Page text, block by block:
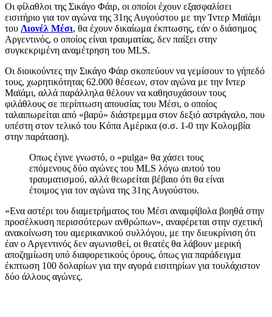
Οι φίλαθλοι της Σικάγο Φάιρ, οι οποίοι έχουν εξασφαλίσει
εισιτήριο για τον αγώνα της 31ης Αυγούστου με την Ίντερ Μαϊάμι
του Λιονέλ Μέσι, θα έχουν δικαίωμα έκπτωσης, εάν ο διάσημος
Αργεντινός, ο οποίος είναι τραυματίας, δεν παίξει στην
συγκεκριμένη αναμέτρηση του MLS.
Οι διοικούντες την Σικάγο Φάιρ σκοπεύουν να γεμίσουν το γήπεδό
τους, χωρητικότητας 62.000 θέσεων, στον αγώνα με την Ιντερ
Μαϊάμι, αλλά παράλληλα θέλουν να καθησυχάσουν τους
φιλάθλους σε περίπτωση απουσίας του Μέσι, ο οποίος
ταλαιπωρείται από «βαρύ» διάστρεμμα στον δεξιό αστράγαλο, που
υπέστη στον τελικό του Κόπα Αμέρικα (σ.σ. 1-0 την Κολομβία
στην παράταση).
Οπως έγινε γνωστό, ο «pulga» θα χάσει τους
επόμενους δύο αγώνες του MLS λόγω αυτού του
τραυματισμού, αλλά θεωρείται βέβαιο ότι θα είναι
έτοιμος για τον αγώνα της 31ης Αυγούστου.
«Ενα αστέρι του διαμετρήματος του Μέσι αναμφίβολα βοηθά στην
προσέλκυση περισσότερων ανθρώπων», αναφέρεται στην σχετική
ανακοίνωση του αμερικανικού συλλόγου, με την διευκρίνιση ότι
έαν ο Αργεντινός δεν αγωνισθεί, οι θεατές θα λάβουν μερική
αποζημίωση υπό διαφορετικούς όρους, όπως για παράδειγμα
έκπτωση 100 δολαρίων για την αγορά εισιτηρίων για τουλάχιστον
δύο άλλους αγώνες.